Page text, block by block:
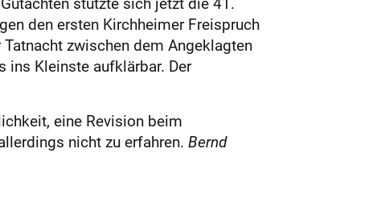
den ersten Kirchheimer Freispruch
zwischen dem Angeklagten
ins Kleinste aufklärbar. Der
eine Revision beim
nicht zu erfahren. Bernd